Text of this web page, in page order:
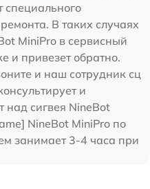
специального
В таких случаях
MiniPro в сервисный
и привезет обратно.
и наш сотрудник сц
и
над сигвея NineBot
NineBot MiniPro по
занимает 3-4 часа при